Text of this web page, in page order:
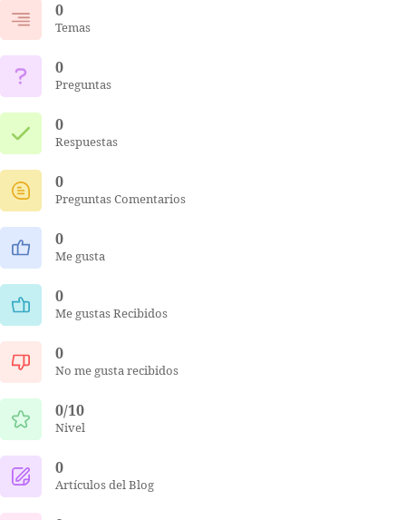
0
Temas
0
Preguntas
0
Respuestas
0
Preguntas Comentarios
0
Me gusta
0
Me gustas Recibidos
0
No me gusta recibidos
0/10
Nivel
0
Artículos del Blog